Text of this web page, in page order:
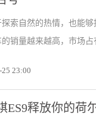
索自然的热情，也能
销量越来越高，市场
23:00
ES9释放你的荷